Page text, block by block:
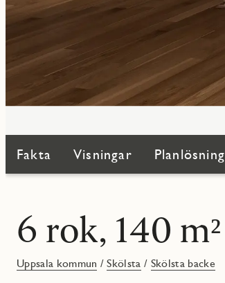
Fakta Visningar Planlösning
6 rok, 140 m²
Uppsala kommun /Skölsta / Skölsta backe